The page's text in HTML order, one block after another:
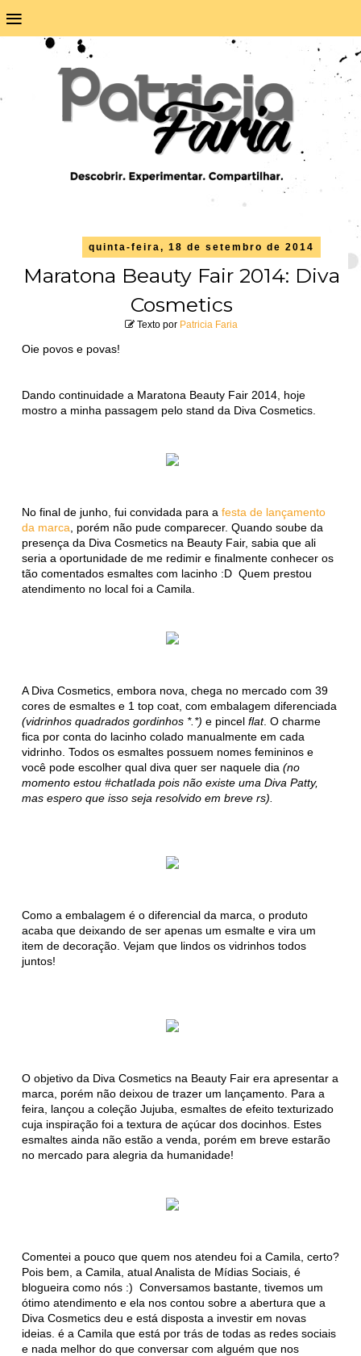
≡
quinta-feira, 18 de setembro de 2014
Maratona Beauty Fair 2014: Diva
Cosmetics
Texto por Patricia Faria
Oie povos e povas!
Dando continuidade a Maratona Beauty Fair 2014, hoje
mostro a minha passagem pelo stand da Diva Cosmetics.
No final de junho, fui convidada para afesta de lançamento
da marca , porém não pude comparecer. Quando soube da
presença da Diva Cosmetics na Beauty Fair, sabia que ali
seria a oportunidade de me redimir e finalmente conhecer os
tão comentados esmaltes com lacinho :D Quem prestou
atendimento no local foi a Camila.
A Diva Cosmetics, embora nova, chega no mercado com 39
cores de esmaltes e 1 top coat, com embalagem diferenciada
(vidrinhos quadrados gordinhos *.*) e pincelflat. O charme
fica por conta do lacinho colado manualmente em cada
vidrinho. Todos os esmaltes possuem nomes femininos e
você pode escolher qual diva quer ser naquele dia(no
momento estou #chatIada pois não existe uma Diva Patty,
mas espero que isso seja resolvido em breve rs).
Como a embalagem é o diferencial da marca, o produto
acaba que deixando de ser apenas um esmalte e vira um
item de decoração. Vejam que lindos os vidrinhos todos
juntos!
O objetivo da Diva Cosmetics na Beauty Fair era apresentar a
marca, porém não deixou de trazer um lançamento. Para a
feira, lançou a coleção Jujuba, esmaltes de efeito texturizado
cuja inspiração foi a textura de açúcar dos docinhos. Estes
esmaltes ainda não estão a venda, porém em breve estarão
no mercado para alegria da humanidade!
Comentei a pouco que quem nos atendeu foi a Camila, certo?
Pois bem, a Camila, atual Analista de Mídias Sociais, é
blogueira como nós :) Conversamos bastante, tivemos um
ótimo atendimento e ela nos contou sobre a abertura que a
Diva Cosmetics deu e está disposta a investir em novas
ideias. é a Camila que está por trás de todas as redes sociais
e nada melhor do que conversar com alguém que nos